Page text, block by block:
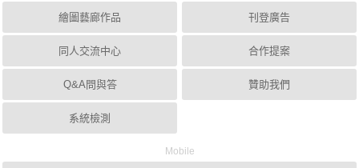
繪圖藝廊作品
同人交流中心
Q&A問與答
系統檢測
刊登廣告
合作提案
贊助我們
Mobile